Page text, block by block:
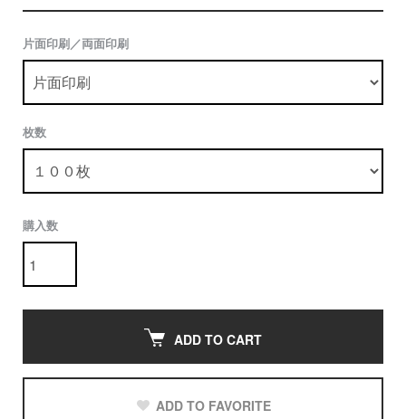
片面印刷／両面印刷
枚数
購入数
ADD TO CART
ADD TO FAVORITE